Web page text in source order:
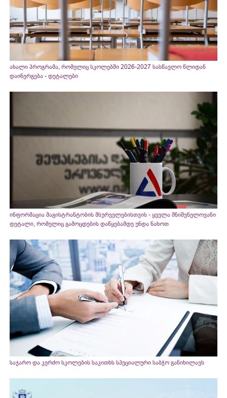
ახალი პროგრამა, რომელიც სკოლებში 2026-2027 სასწავლო წლიდან
დაინერგება - დეტალები
ინფორმაცია მაგისტრანტობის მსურველებისთვის - ყველა მნიშვნელოვანი
დეტალი, რომელიც გამოცდების დაწყებამდე უნდა ნახოთ
საჯარო და კერძო სკოლების საკითხს სპეციალური საბჭო განიხილავს